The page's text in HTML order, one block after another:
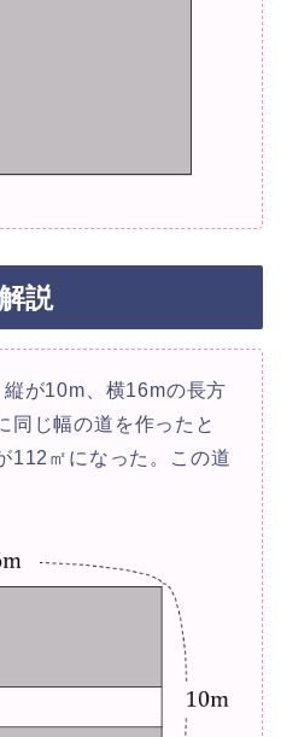
説
縦が10m、横16mの長方
同じ幅の道を作ったと
112㎡になった。この道